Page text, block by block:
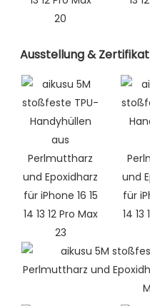
Ausstellung & Zertifikat